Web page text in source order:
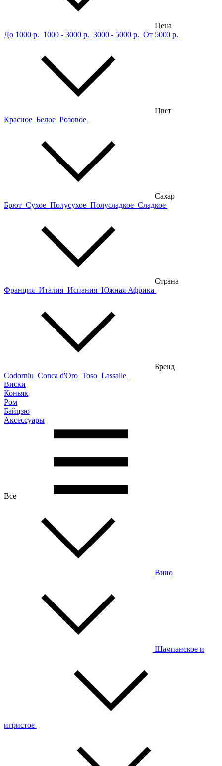
Цена
До 1000 р. 1000 - 3000 р. 3000 - 5000 р. От 5000 р.
Цвет
Красное Белое Розовое
Сахар
Брют Сухое Полусухое Полусладкое Сладкое
Страна
Франция Италия Испания Южная Африка
Бренд
Codorniu Conca d'Oro Toso Lassalle
Виски
Коньяк
Ром
Байцзю
Аксессуары
Все
Вино
Шампанское и
игристое